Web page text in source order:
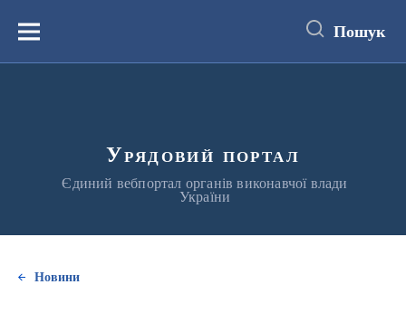
вмістуМеню Пошук
Урядовий портал
Єдиний вебпортал органів виконавчої влади
України
Новини